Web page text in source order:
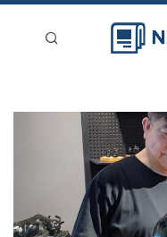
新聞稿分類